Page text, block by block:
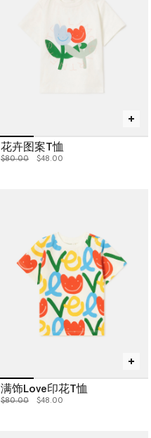
花卉图案T恤
价格从
$80.00下降至
$48.00
满饰Love印花T恤
价格从
$80.00下降至
$48.00